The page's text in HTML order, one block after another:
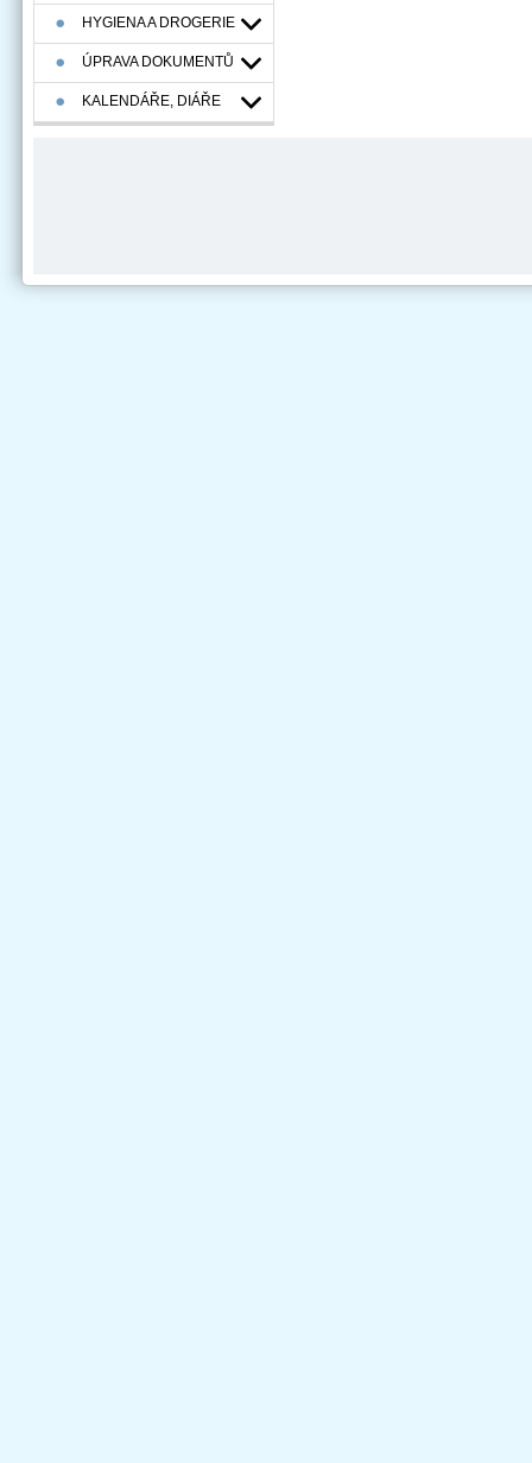
HYGIENA A DROGERIE
ÚPRAVA DOKUMENTŮ
KALENDÁŘE, DIÁŘE